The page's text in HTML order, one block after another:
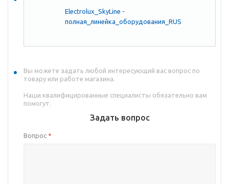
Electrolux_SkyLine -
полная_линейка_оборудования_RUS
Вы можете задать любой интересующий вас вопрос по
товару или работе магазина.
Наши квалифицированные специалисты обязательно вам
помогут.
Задать вопрос
Вопрос *